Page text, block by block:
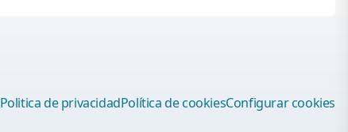
Politica de privacidadPolítica de cookiesConfigurar cookies